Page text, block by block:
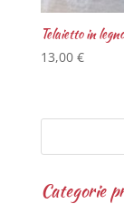
Telaietto in
13,00 €
Categorie